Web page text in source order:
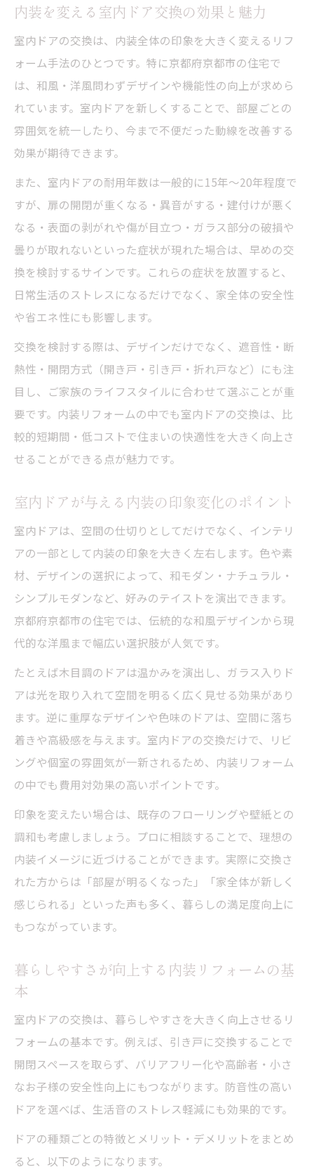
目
快適な暮らしを支える内装とドアの選び方
実現
内装と調和する室内ドアで快適性を重視す
快適な住まいに必要な内装とドア選びの基
準
住まいの印象が変わる室内ドア交換のタイミン
グ
室内ドア交換が必要な内装の変化ポイント
内装が暗く感じたら室内ドア交換を検討す
る理由
室内ドアの不調が内装全体に与える影響
ツ
種類別に見る室内ドアのメリットと注意点
内装別に最適な室内ドア種類と特徴を解説
各種室内ドアが持つ内装へのメリットとデ
メリット
内装と相性の良い室内ドアの選び方と注意
点
室内ドアの種類ごとに見る内装への影響
使い勝手と内装を考慮した室内ドアの比較
内装リフォームで押さえたい室内ドア費用目安
費用感
室内ドア交換時に気をつけたい内装費用の
方
内装と合わせた室内ドア交換で押さえるべ
き注意点
内装の統一感を保つためのドア選びと交換
方法
室内ドア交換時に失敗しない内装リフォー
ムのコツ
内装リフォームで重要な室内ドアの施工ポ
内装を変える室内ドア交換の効果と魅力
室内ドアの交換は、内装全体の印象を大きく変えるリフ
ォーム手法のひとつです。特に京都府京都市の住宅で
は、和風・洋風問わずデザインや機能性の向上が求めら
れています。室内ドアを新しくすることで、部屋ごとの
雰囲気を統一したり、今まで不便だった動線を改善する
効果が期待できます。
また、室内ドアの耐用年数は一般的に15年〜20年程度で
すが、扉の開閉が重くなる・異音がする・建付けが悪く
なる・表面の剥がれや傷が目立つ・ガラス部分の破損や
曇りが取れないといった症状が現れた場合は、早めの交
換を検討するサインです。これらの症状を放置すると、
日常生活のストレスになるだけでなく、家全体の安全性
や省エネ性にも影響します。
交換を検討する際は、デザインだけでなく、遮音性・断
熱性・開閉方式（開き戸・引き戸・折れ戸など）にも注
目し、ご家族のライフスタイルに合わせて選ぶことが重
要です。内装リフォームの中でも室内ドアの交換は、比
較的短期間・低コストで住まいの快適性を大きく向上さ
せることができる点が魅力です。
室内ドアが与える内装の印象変化のポイント
室内ドアは、空間の仕切りとしてだけでなく、インテリ
アの一部として内装の印象を大きく左右します。色や素
材、デザインの選択によって、和モダン・ナチュラル・
シンプルモダンなど、好みのテイストを演出できます。
京都府京都市の住宅では、伝統的な和風デザインから現
代的な洋風まで幅広い選択肢が人気です。
たとえば木目調のドアは温かみを演出し、ガラス入りド
アは光を取り入れて空間を明るく広く見せる効果があり
ます。逆に重厚なデザインや色味のドアは、空間に落ち
着きや高級感を与えます。室内ドアの交換だけで、リビ
ングや個室の雰囲気が一新されるため、内装リフォーム
の中でも費用対効果の高いポイントです。
印象を変えたい場合は、既存のフローリングや壁紙との
調和も考慮しましょう。プロに相談することで、理想の
内装イメージに近づけることができます。実際に交換さ
れた方からは「部屋が明るくなった」「家全体が新しく
感じられる」といった声も多く、暮らしの満足度向上に
もつながっています。
暮らしやすさが向上する内装リフォームの基
本
室内ドアの交換は、暮らしやすさを大きく向上させるリ
フォームの基本です。例えば、引き戸に交換することで
開閉スペースを取らず、バリアフリー化や高齢者・小さ
なお子様の安全性向上にもつながります。防音性の高い
ドアを選べば、生活音のストレス軽減にも効果的です。
ドアの種類ごとの特徴とメリット・デメリットをまとめ
ると、以下のようになります。